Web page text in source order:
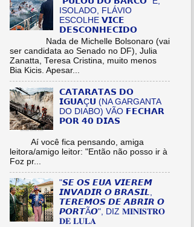
ISOLADO, FLÁVIO
ESCOLHE 𝗩𝗜𝗖𝗘
𝗗𝗘𝗦𝗖𝗢𝗡𝗛𝗘𝗖𝗜𝗗𝗢
Nada de Michelle Bolsonaro (vai
ser candidata ao Senado no DF), Julia
Zanatta, Teresa Cristina, muito menos
Bia Kicis. Apesar...
𝗖𝗔𝗧𝗔𝗥𝗔𝗧𝗔𝗦 𝗗𝗢
𝗜𝗚𝗨𝗔Ç𝗨 (NA GARGANTA
DO DIABO) VÃO 𝗙𝗘𝗖𝗛𝗔𝗥
𝗣𝗢𝗥 𝟰𝟬 𝗗𝗜𝗔𝗦
Aí você fica pensando, amiga
leitora/amigo leitor: "Então não posso ir à
Foz pr...
"𝙎𝙀 𝙊𝙎 𝙀𝙐𝘼 𝙑𝙄𝙀𝙍𝙀𝙈
𝙄𝙉𝙑𝘼𝘿𝙄𝙍 𝙊 𝘽𝙍𝘼𝙎𝙄𝙇,
𝙏𝙀𝙍𝙀𝙈𝙊𝙎 𝘿𝙀 𝘼𝘽𝙍𝙄𝙍 𝙊
𝙋𝙊𝙍𝙏Ã𝙊", DIZ 𝐌𝐈𝐍𝐈𝐒𝐓𝐑𝐎
𝐃𝐄 𝐋𝐔𝐋𝐀